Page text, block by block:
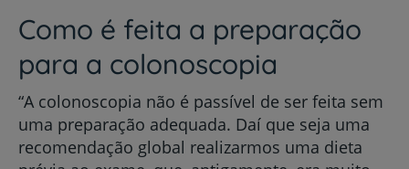
Como é feita a preparação
para a colonoscopia
“A colonoscopia não é passível de ser feita sem
uma preparação adequada. Daí que seja uma
recomendação global realizarmos uma dieta